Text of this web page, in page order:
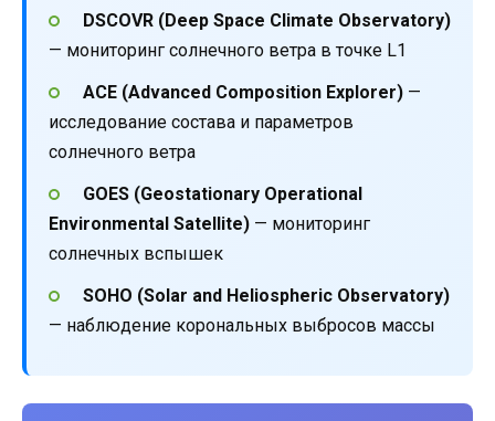
DSCOVR (Deep Space Climate Observatory)
— мониторинг солнечного ветра в точке L1
ACE (Advanced Composition Explorer)—
исследование состава и параметров
солнечного ветра
GOES (Geostationary Operational
Environmental Satellite) — мониторинг
солнечных вспышек
SOHO (Solar and Heliospheric Observatory)
— наблюдение корональных выбросов массы